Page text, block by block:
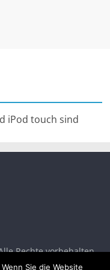
iPod touch sind
Rechte vorbehalten.
Bereitgestellt von
Sie die Website